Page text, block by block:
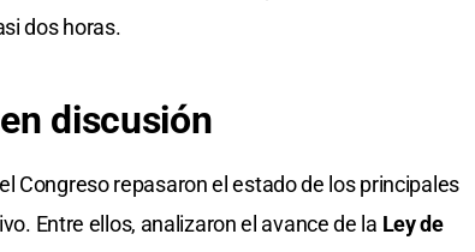
dos horas.
discusión
Congreso repasaron el estado de los principales
Entre ellos, analizaron el avance de la Ley de